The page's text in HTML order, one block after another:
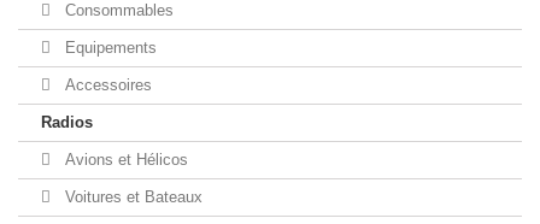
Consommables
Equipements
Accessoires
Radios
Avions et Hélicos
Voitures et Bateaux